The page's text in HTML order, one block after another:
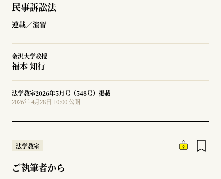
民事訴訟法
連載／演習
金沢大学教授
福本 知行
法学教室2026年5月号（548号）掲載
2026年 4月28日 10:00 公開
法学教室
ご執筆者から